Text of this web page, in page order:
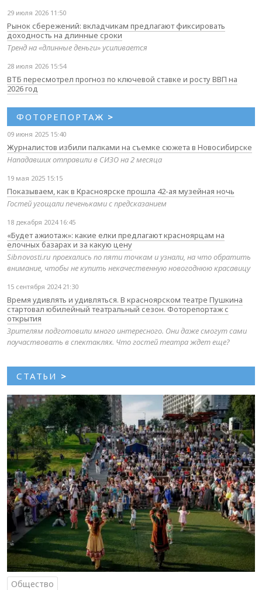
29 июля 2026 11:50
Рынок сбережений: вкладчикам предлагают фиксировать
доходность на длинные сроки
Тренд на «длинные деньги» усиливается
28 июля 2026 15:54
ВТБ пересмотрел прогноз по ключевой ставке и росту ВВП на
2026 год
ФОТОРЕПОРТАЖ >
09 июня 2025 15:40
Журналистов избили палками на съемке сюжета в Новосибирске
Нападавших отправили в СИЗО на 2 месяца
19 мая 2025 15:15
Показываем, как в Красноярске прошла 42-ая музейная ночь
Гостей угощали печеньками с предсказанием
18 декабря 2024 16:45
«Будет ажиотаж»: какие елки предлагают красноярцам на
елочных базарах и за какую цену
Sibnovosti.ru проехались по пяти точкам и узнали, на что обратить
внимание, чтобы не купить некачественную новогоднюю красавицу
15 сентября 2024 21:30
Время удивлять и удивляться. В красноярском театре Пушкина
стартовал юбилейный театральный сезон. Фоторепортаж с
открытия
Зрителям подготовили много интересного. Они даже смогут сами
поучаствовать в спектаклях. Что гостей театра ждет еще?
СТАТЬИ >
Общество